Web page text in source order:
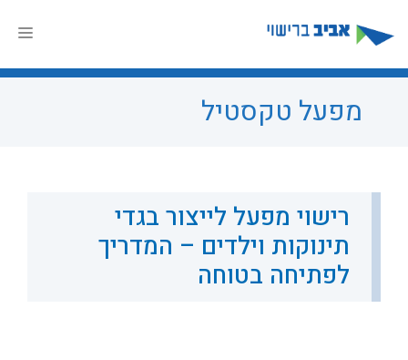
לתוכן
מפעל טקסטיל
רישוי מפעל לייצור בגדי
תינוקות וילדים – המדריך
לפתיחה בטוחה